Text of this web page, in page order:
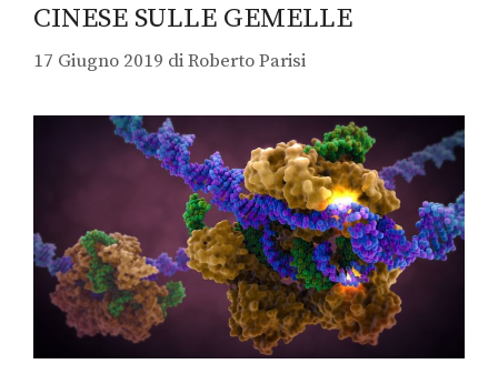
CINESE SULLE GEMELLE
17 Giugno 2019 diRoberto Parisi